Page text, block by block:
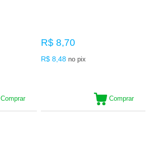
Comprar
R$ 8,70
R$ 8,48 no pix
Comprar